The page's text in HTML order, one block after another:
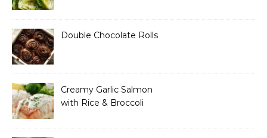
Double Chocolate Rolls
Creamy Garlic Salmon
with Rice & Broccoli